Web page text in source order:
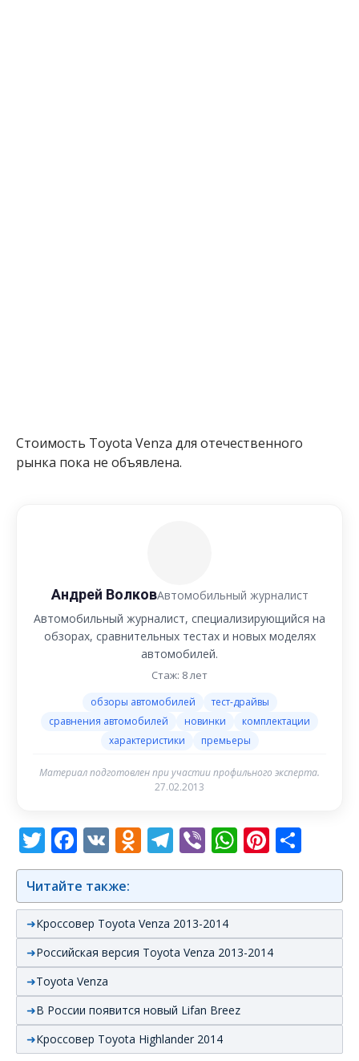
Стоимость Toyota Venza для отечественного
рынка пока не объявлена.
Андрей ВолковАвтомобильный журналист
Автомобильный журналист, специализирующийся на
обзорах, сравнительных тестах и новых моделях
автомобилей.
Стаж: 8 лет
обзоры автомобилей
тест-драйвы
сравнения автомобилей
новинки
комплектации
характеристики
премьеры
Материал подготовлен при участии профильного эксперта.
27.02.2013
Twitter
Facebook
VK Odnoklassniki
Telegram
Viber
Читайте также:
Кроссовер Toyota Venza 2013-2014
Российская версия Toyota Venza 2013-2014
Toyota Venza
В России появится новый Lifan Breez
Кроссовер Toyota Highlander 2014